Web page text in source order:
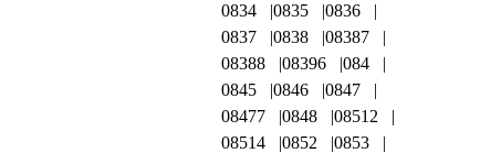
0834
0835
0836
0837
0838
08387
08388
08396
084
0845
0846
0847
08477
0848
08512
08514
0852
0853